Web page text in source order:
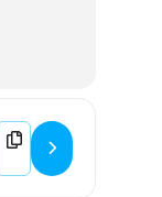
PANTHER „On
Address -